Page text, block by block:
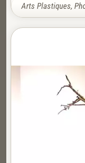
Arts Plastiques,